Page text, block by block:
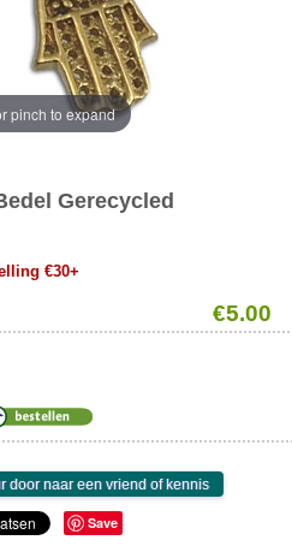
pinch to expand
Gerecycled
€30+
€5.00
Save